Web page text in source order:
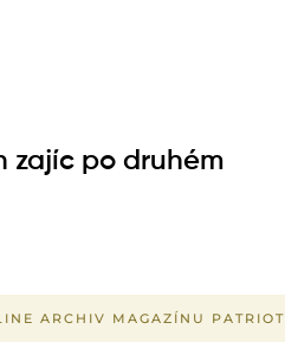
zajíc po druhém
ARCHIV MAGAZÍNU PATRIOT